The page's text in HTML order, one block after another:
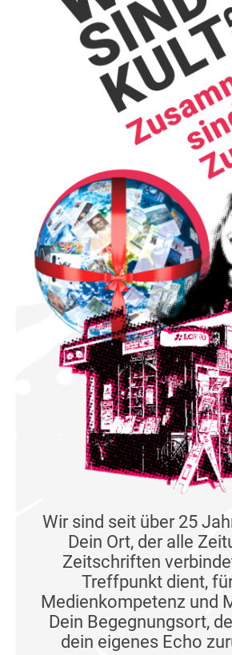
Wir sind seit über 25
Dein Ort, der alle
Zeitschriften
Treffpunkt dient,
Medienkompetenz und
Dein Begegnungsort,
dein eigenes Echo